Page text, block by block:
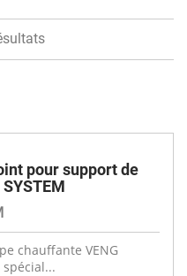
pour support de
chauffante VENG
spécial...